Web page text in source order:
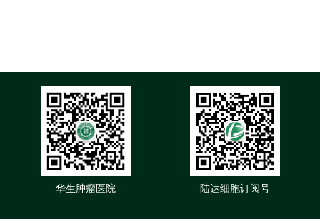
华生肿瘤医院 陆达细胞订阅号